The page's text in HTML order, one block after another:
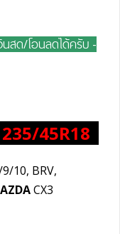
นสด/โอนลดได้ครับ -
235/45R18
10, BRV,
CX3